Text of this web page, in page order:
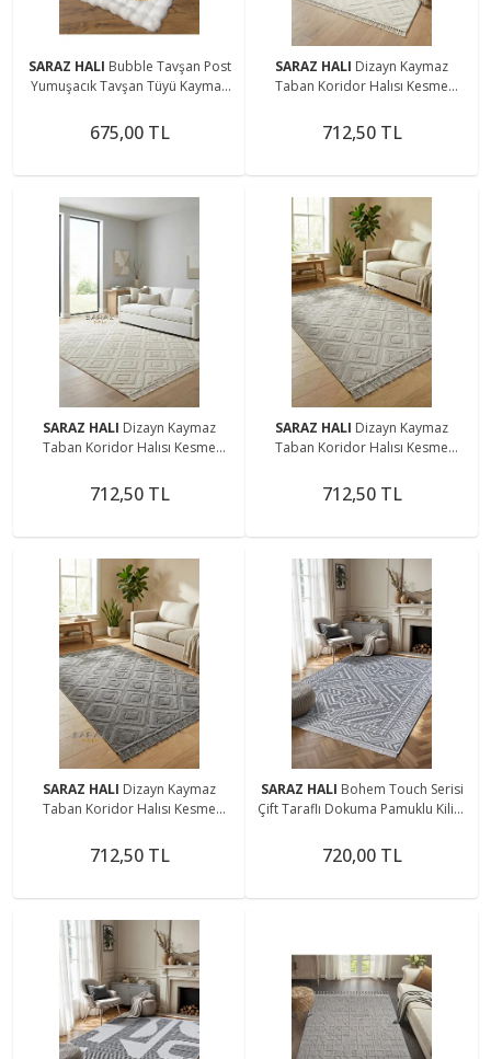
SARAZ HALI Bubble Tavşan Post
Yumuşacık Tavşan Tüyü Kaymaz
675,00 TL
SARAZ HALI Dizayn Kaymaz
Taban Koridor Halısı Kesme
Halısı 1089 KREM
712,50 TL
SARAZ HALI Dizayn Kaymaz
Taban Koridor Halısı Kesme
Halısı 1089 BEJ
712,50 TL
SARAZ HALI Dizayn Kaymaz
Taban Koridor Halısı Kesme
Halısı 1089 GRİ
712,50 TL
SARAZ HALI Dizayn Kaymaz
Taban Koridor Halısı Kesme
Halısı 1089 ANTRASİT
712,50 TL
SARAZ HALI Bohem Touch Serisi
Çift Taraflı Dokuma Pamuklu Kilim
720,00 TL